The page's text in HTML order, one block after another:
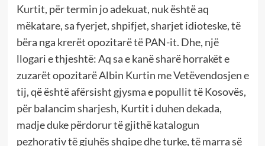
Kurtit, për termin jo adekuat, nuk është aq
mëkatare, sa fyerjet, shpifjet, sharjet idioteske, të
bëra nga krerët opozitarë të PAN-it. Dhe, një
llogari e thjeshtë: Aq sa e kanë sharë horrakët e
zuzarët opozitarë Albin Kurtin me Vetëvendosjen e
tij, që është afërsisht gjysma e popullit të Kosovës,
për balancim sharjesh, Kurtit i duhen dekada,
madje duke përdorur të gjithë katalogun
pezhorativ të gjuhës shqipe dhe turke, të marra së